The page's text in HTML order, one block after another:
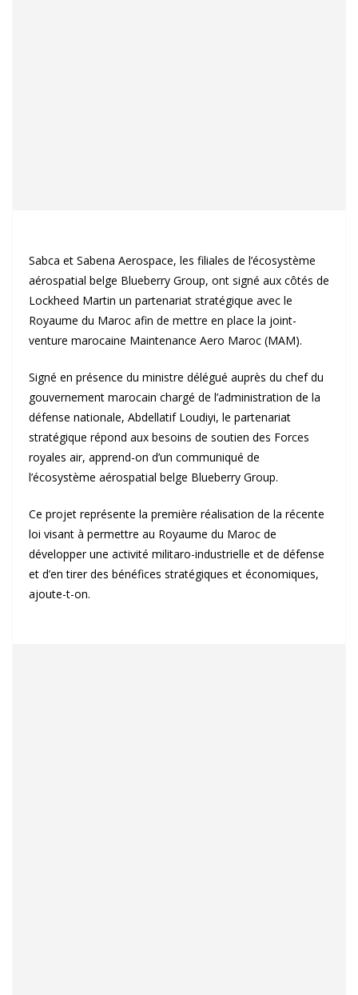
Sabca et Sabena Aerospace, les filiales de l’écosystème
aérospatial belge Blueberry Group, ont signé aux côtés de
Lockheed Martin un partenariat stratégique avec le
Royaume du Maroc afin de mettre en place la joint-
venture marocaine Maintenance Aero Maroc (MAM).
Signé en présence du ministre délégué auprès du chef du
gouvernement marocain chargé de l’administration de la
défense nationale, Abdellatif Loudiyi, le partenariat
stratégique répond aux besoins de soutien des Forces
royales air, apprend-on d’un communiqué de
l’écosystème aérospatial belge Blueberry Group.
Ce projet représente la première réalisation de la récente
loi visant à permettre au Royaume du Maroc de
développer une activité militaro-industrielle et de défense
et d’en tirer des bénéfices stratégiques et économiques,
ajoute-t-on.